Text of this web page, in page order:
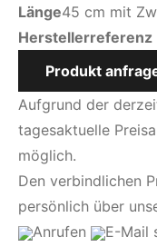
Länge45 cm mit
Herstellerreferenz
Produkt
Aufgrund der
tagesaktuelle
möglich.
Den verbindlichen
persönlich über
Anrufen
E-Mail